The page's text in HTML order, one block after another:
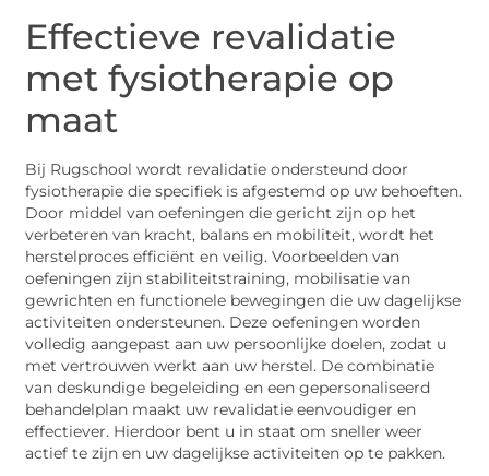
Effectieve revalidatie
met fysiotherapie op
maat
Bij Rugschool wordt revalidatie ondersteund door
fysiotherapie die specifiek is afgestemd op uw behoeften.
Door middel van oefeningen die gericht zijn op het
verbeteren van kracht, balans en mobiliteit, wordt het
herstelproces efficiënt en veilig. Voorbeelden van
oefeningen zijn stabiliteitstraining, mobilisatie van
gewrichten en functionele bewegingen die uw dagelijkse
activiteiten ondersteunen. Deze oefeningen worden
volledig aangepast aan uw persoonlijke doelen, zodat u
met vertrouwen werkt aan uw herstel. De combinatie
van deskundige begeleiding en een gepersonaliseerd
behandelplan maakt uw revalidatie eenvoudiger en
effectiever. Hierdoor bent u in staat om sneller weer
actief te zijn en uw dagelijkse activiteiten op te pakken.